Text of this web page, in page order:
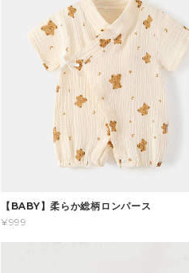
【BABY】柔らか総柄ロンパース
¥999